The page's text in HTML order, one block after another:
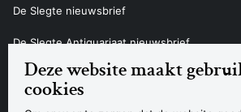
Deze website maakt
cookies
De Slegte nieuwsbrief
De Slegte Antiquariaat nieuwsbrief
Contact